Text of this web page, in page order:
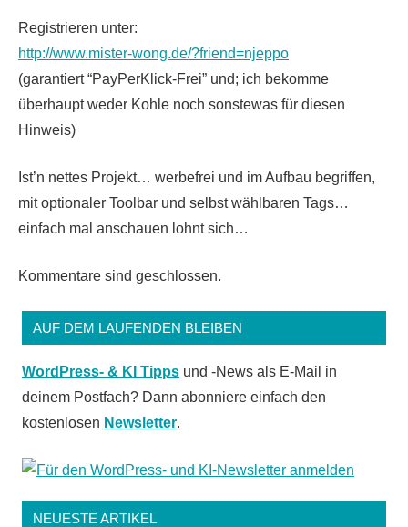
Registrieren unter:
http://www.mister-wong.de/?friend=njeppo
(garantiert “PayPerKlick-Frei” und; ich bekomme
überhaupt weder Kohle noch sonstewas für diesen
Hinweis)
Ist’n nettes Projekt… werbefrei und im Aufbau begriffen,
mit optionaler Toolbar und selbst wählbaren Tags…
einfach mal anschauen lohnt sich…
Kommentare sind geschlossen.
AUF DEM LAUFENDEN BLEIBEN
WordPress- & KI Tipps und -News als E-Mail in
deinem Postfach? Dann abonniere einfach den
kostenlosen Newsletter.
NEUESTE ARTIKEL